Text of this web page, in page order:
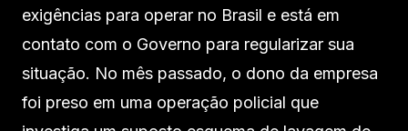
exigências para operar no Brasil e está em
contato com o Governo para regularizar sua
situação. No mês passado, o dono da empresa
foi preso em uma operação policial que